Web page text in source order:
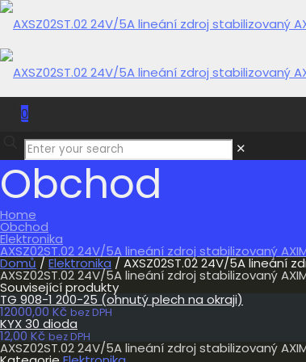
0
0,00 Kč
✕
Obchod
Home
Obchod
Elektronika
AXSZ02ST.02 24V/5A lineání zdroj stabilizovaný
Domů / Elektronika / AXSZ02ST.02 24V/5A lineání
AXSZ02ST.02 24V/5A lineání zdroj stabilizovaný
Související produkty
TG 908-1 200-25 (ohnutý plech na okraji)
12000,00 Kč bez DPH
KYX 30 dioda
12,00 Kč bez DPH
AXSZ02ST.02 24V/5A lineání zdroj stabilizovaný